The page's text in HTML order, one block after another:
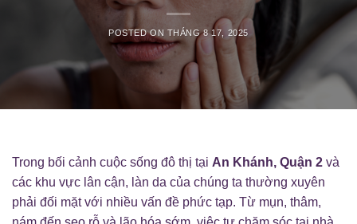
POSTED ON THÁNG 8 17, 2025
Trong bối cảnh cuộc sống đô thị tại An Khánh, Quận 2 và
các khu vực lân cận, làn da của chúng ta thường xuyên
phải đối mặt với nhiều vấn đề phức tạp. Từ mụn, thâm,